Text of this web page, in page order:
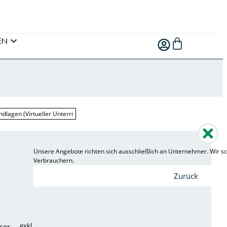
(Virtueller Unterri
Unsere Angebote richten sich ausschließlich an Unternehmer. Wir
Verbrauchern.
Zurück